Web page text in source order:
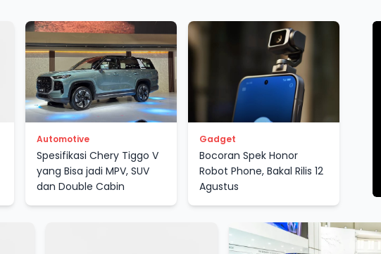
Automotive
Spesifikasi Chery Tiggo V
yang Bisa jadi MPV, SUV
dan Double Cabin
Gadget
Bocoran Spek Honor
Robot Phone, Bakal Rilis 12
Agustus